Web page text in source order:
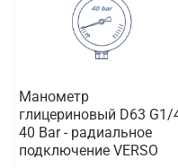
Манометр
глицериновый D63 G1/
40 Bar - радиальное
подключение VERSO